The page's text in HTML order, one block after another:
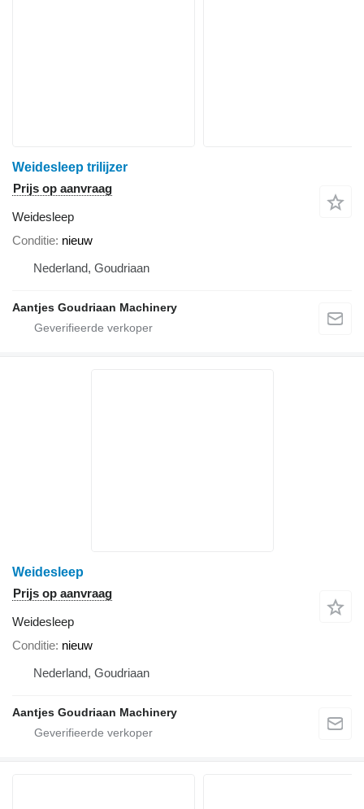
Weidesleep trilijzer
Prijs op aanvraag
Weidesleep
Conditie nieuw
Nederland, Goudriaan
Aantjes Goudriaan Machinery
Weidesleep
Prijs op aanvraag
Weidesleep
Conditie nieuw
Nederland, Goudriaan
Aantjes Goudriaan Machinery